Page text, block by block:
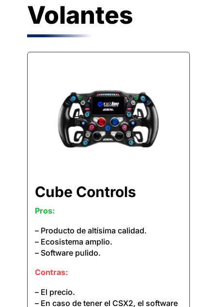
Volantes
Cube Controls
Pros:
– Producto de altísima calidad.
– Ecosistema amplio.
– Software pulido.
Contras:
– El precio.
– En caso de tener el CSX2, el software